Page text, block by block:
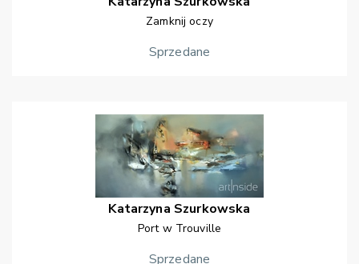
Zamknij oczy
Sprzedane
Katarzyna Szurkowska
Port w Trouville
Sprzedane